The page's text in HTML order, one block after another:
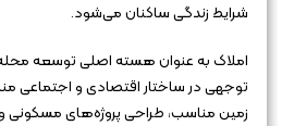
شرایط زندگی ساکنان می‌شود.
املاک به عنوان هسته اصلی توسعه
توجهی در ساختار اقتصادی و اجتماعی
زمین مناسب، طراحی پروژه‌های مسکونی